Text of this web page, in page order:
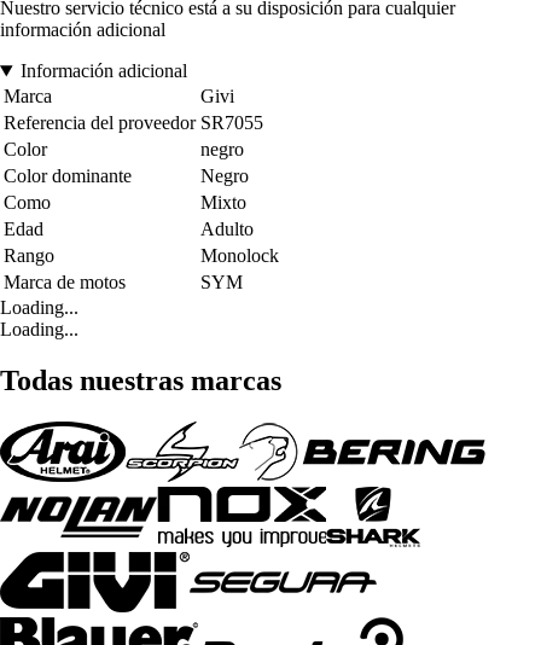
Nuestro servicio técnico está a su disposición para cualquier
información adicional
Información adicional
Marca
Givi
Referencia del proveedor SR7055
Color
negro
Color dominante
Negro
Como
Mixto
Edad
Adulto
Rango
Monolock
Marca de motos
SYM
Loading...
Loading...
Todas nuestras marcas